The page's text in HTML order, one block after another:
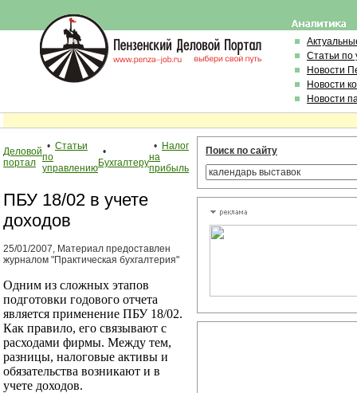
Статьи по
Новости
Новости
Новости
Деловой
портал
• Статьи
по
управлению
•
Бухгалтеру
• Налог
на
прибыль
ПБУ 18/02 в учете
доходов
25/01/2007, Материал предоставлен
журналом "Практическая бухгалтерия"
Одним из сложных этапов
подготовки годового отчета
является применение ПБУ 18/02.
Как правило, его связывают с
расходами фирмы. Между тем,
разницы, налоговые активы и
обязательства возникают и в
учете доходов.
Поиск по сайту